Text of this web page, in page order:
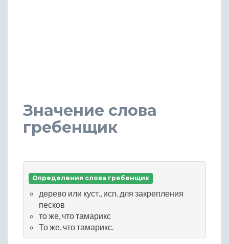
Значение слова
гребенщик
Определения слова гребенщик
дерево или куст., исп. для закрепления
песков
то же, что тамарикс
То же, что тамарикс.